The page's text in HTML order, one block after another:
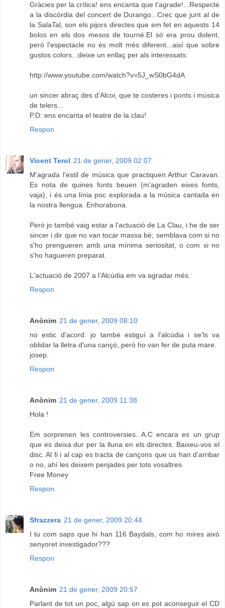
Gràcies per la crítica! ens encanta que t'agrade!...Respecte
a la discòrdia del concert de Durango...Crec que junt al de
la SalaTal, son els pijors directes que em fet en aquests 14
bolos en els dos mesos de tourné.El só era prou dolent,
però l'espectacle no és molt més diferent...així que sobre
gustos colors...deixe un enllaç per als interessats:
http://www.youtube.com/watch?v=5J_wS0bG4dA
un sincer abraç des d'Alcoi, que te costeres i ponts i música
de telers...
P.D: ens encanta el teatre de la clau!
Respon
Vicent Terol 21 de gener, 2009 02:07
M'agrada l'estil de música que practiquen Arthur Caravan.
Es nota de quines fonts beuen (m'agraden eixes fonts,
vaja), i és una línia poc explorada a la música cantada en
la nostra llengua. Enhorabona.
Però jo també vaig estar a l'actuació de La Clau, i he de ser
sincer i dir que no van tocar massa bé; semblava com si no
s'ho prengueren amb una mínima seriositat, o com si no
s'ho hagueren preparat.
L'actuació de 2007 a l'Alcúdia em va agradar més.
Respon
Anònim 21 de gener, 2009 08:10
no estic d'acord. jo també estiguí a l'alcúdia i se'ls va
oblidar la lletra d'una cançó, però ho van fer de puta mare.
josep.
Respon
Anònim 21 de gener, 2009 11:38
Hola !
Em sorprenen les controversies. A.C encara es un grup
que es deixa dur per la lluna en els directes. Baixeu-vos el
disc. Al fi i al cap es tracta de cançons que us han d'arribar
o no, ahí les deixem penjades per tots vosaltres.
Free Money
Respon
Sfrazzera 21 de gener, 2009 20:44
I tu com saps que hi han 116 Baydals, com ho mires això
senyoret investigador???
Respon
Anònim 21 de gener, 2009 20:57
Parlant de tot un poc, algú sap on es pot aconseguir el CD